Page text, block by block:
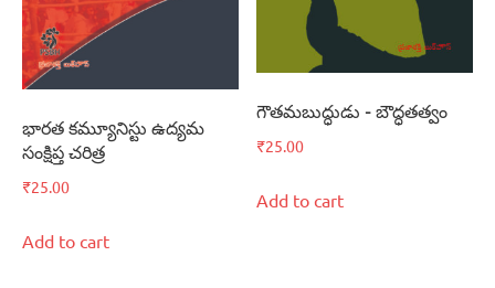
భారత కమ్యూనిస్టు ఉద్యమ
సంక్షిప్త చరిత్ర
₹25.00
Add to cart
గౌతమబుద్ధుడు – బౌద్ధతత్వం
₹25.00
Add to cart